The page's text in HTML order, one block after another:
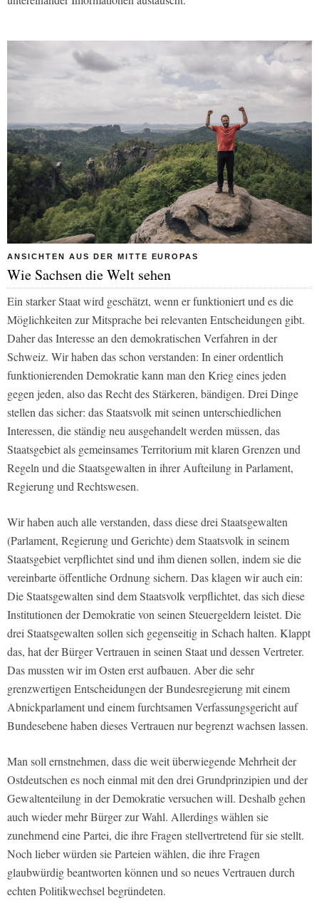
ANSICHTEN AUS DER MITTE EUROPAS
Wie Sachsen die Welt sehen
Ein starker Staat wird geschätzt, wenn er funktioniert und es die
Möglichkeiten zur Mitsprache bei relevanten Entscheidungen gibt.
Daher das Interesse an den demokratischen Verfahren in der
Schweiz. Wir haben das schon verstanden: In einer ordentlich
funktionierenden Demokratie kann man den Krieg eines jeden
gegen jeden, also das Recht des Stärkeren, bändigen. Drei Dinge
stellen das sicher: das Staatsvolk mit seinen unterschiedlichen
Interessen, die ständig neu ausgehandelt werden müssen, das
Staatsgebiet als gemeinsames Territorium mit klaren Grenzen und
Regeln und die Staatsgewalten in ihrer Aufteilung in Parlament,
Regierung und Rechtswesen.
Wir haben auch alle verstanden, dass diese drei Staatsgewalten
(Parlament, Regierung und Gerichte) dem Staatsvolk in seinem
Staatsgebiet verpflichtet sind und ihm dienen sollen, indem sie die
vereinbarte öffentliche Ordnung sichern. Das klagen wir auch ein:
Die Staatsgewalten sind dem Staatsvolk verpflichtet, das sich diese
Institutionen der Demokratie von seinen Steuergeldern leistet. Die
drei Staatsgewalten sollen sich gegenseitig in Schach halten. Klappt
das, hat der Bürger Vertrauen in seinen Staat und dessen Vertreter.
Das mussten wir im Osten erst aufbauen. Aber die sehr
grenzwertigen Entscheidungen der Bundesregierung mit einem
Abnickparlament und einem furchtsamen Verfassungsgericht auf
Bundesebene haben dieses Vertrauen nur begrenzt wachsen lassen.
Man soll ernstnehmen, dass die weit überwiegende Mehrheit der
Ostdeutschen es noch einmal mit den drei Grundprinzipien und der
Gewaltenteilung in der Demokratie versuchen will. Deshalb gehen
auch wieder mehr Bürger zur Wahl. Allerdings wählen sie
zunehmend eine Partei, die ihre Fragen stellvertretend für sie stellt.
Noch lieber würden sie Parteien wählen, die ihre Fragen
glaubwürdig beantworten können und so neues Vertrauen durch
echten Politikwechsel begründeten.